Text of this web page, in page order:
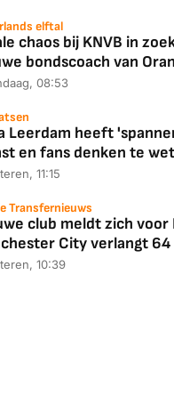
elftal
chaos bij KNVB in
bondscoach van
08:53
Leerdam heeft
en fans denken te
11:15
Transfernieuws
club meldt zich voor
City verlangt
10:39